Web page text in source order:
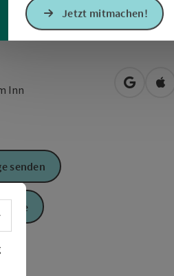
Jetzt mitmachen!
Inn in in
senden
Sprachwahl - Menü öffnen